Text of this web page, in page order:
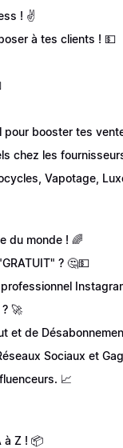
! ✌️
à tes clients ! 💵
pour booster tes
chez les
Vapotage,
du monde ! 🌈
? 🤔💵
🚀
et de
Sociaux et
📈
à Z ! 📦